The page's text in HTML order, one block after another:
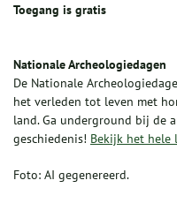
Toegang is gratis
Nationale Archeologiedagen
De Nationale
het verleden tot leven met
land. Ga underground bij de
geschiedenis! Bekijk het hele
Foto: AI gegenereerd.